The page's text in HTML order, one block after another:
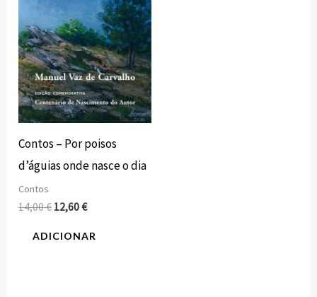
Contos – Por poisos
d’águias onde nasce o dia
Contos
14,00€ 12,60€
ADICIONAR